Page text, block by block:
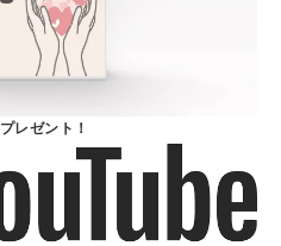
レゼント！